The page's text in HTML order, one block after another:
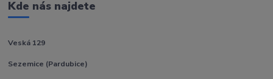
Kde nás najdete
Veská 129
Sezemice (Pardubice)